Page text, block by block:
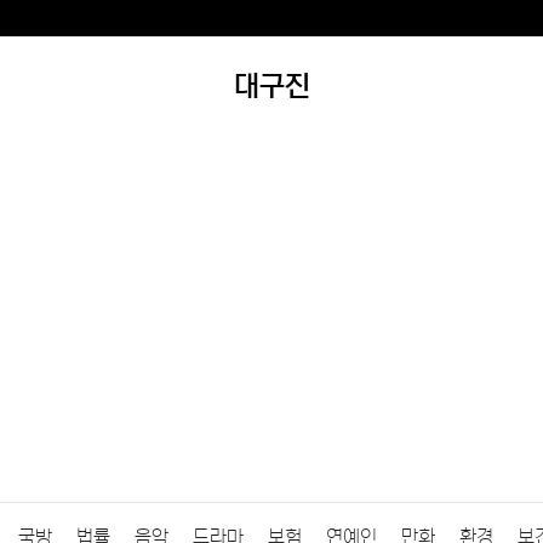
대구진
국방 법률 음악 드라마 보험 연예인 만화 환경 보